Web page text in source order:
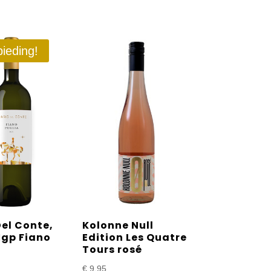
Conte,
Fiano
Kolonne Null
Edition Les Quatre
Tours rosé
€9,95